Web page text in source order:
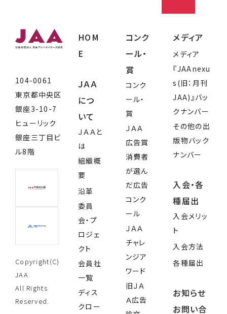
104-0061
東京都中央区
銀座3-10-7
ヒューリック
銀座三丁目ビ
ル8階
Copyright(C)
JAA.
All Rights
Reserved.
HOM
E
ＪＡＡ
につ
いて
ＪＡＡと
は
組織概
要
沿革
委員
会・プ
ロジェ
クト
会員社
一覧
ディス
クロー
コンク
ール・
賞
コンク
ール・
賞
ＪＡＡ
広告賞
消費者
が選ん
だ広告
コンク
ール
ＪＡＡ
チャレ
ンジア
ワード
旧ＪＡ
Ａ広告
メディア
メディア
『JAAnexu
s(旧：月刊
JAA)』バッ
クナンバー
その他の出
版物バック
ナンバー
入会・各
種届出
入会メリッ
ト
入会方法
各種届出
お知らせ
お問い合